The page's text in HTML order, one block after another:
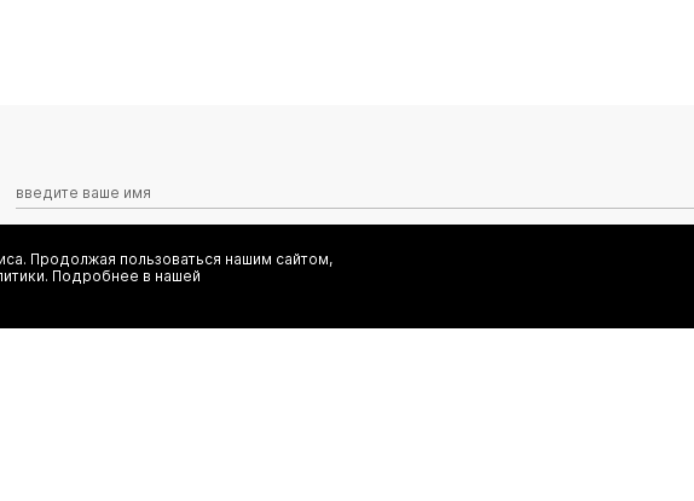
Я даю согласие на сбор, обработку и хранение моих персональных данных (имя,
Политикой
Продолжая пользоваться нашим сайтом,
Подробнее в нашей